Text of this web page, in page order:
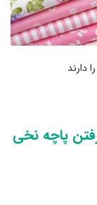
دارند
پاچه نخی